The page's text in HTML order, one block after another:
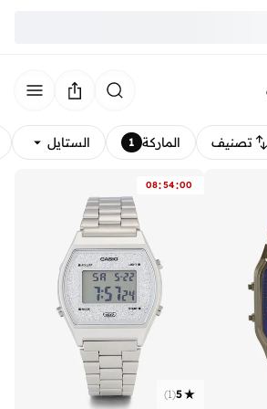
تصنيف الماركة 1 الستايل
08:54:00
5
(
1
)